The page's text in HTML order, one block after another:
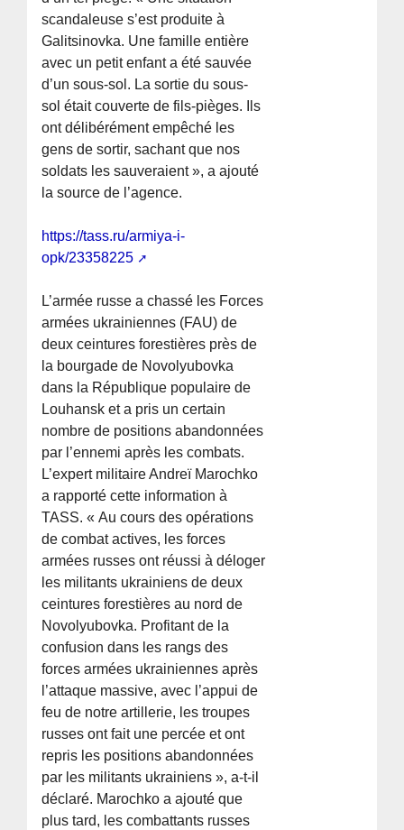
scandaleuse s’est produite à
Galitsinovka. Une famille entière
avec un petit enfant a été sauvée
d’un sous-sol. La sortie du sous-
sol était couverte de fils-pièges. Ils
ont délibérément empêché les
gens de sortir, sachant que nos
soldats les sauveraient », a ajouté
la source de l’agence.
https://tass.ru/armiya-i-
opk/23358225
L’armée russe a chassé les Forces
armées ukrainiennes (FAU) de
deux ceintures forestières près de
la bourgade de Novolyubovka
dans la République populaire de
Louhansk et a pris un certain
nombre de positions abandonnées
par l’ennemi après les combats.
L’expert militaire Andreï Marochko
a rapporté cette information à
TASS. « Au cours des opérations
de combat actives, les forces
armées russes ont réussi à déloger
les militants ukrainiens de deux
ceintures forestières au nord de
Novolyubovka. Profitant de la
confusion dans les rangs des
forces armées ukrainiennes après
l’attaque massive, avec l’appui de
feu de notre artillerie, les troupes
russes ont fait une percée et ont
repris les positions abandonnées
par les militants ukrainiens », a-t-il
déclaré. Marochko a ajouté que
plus tard, les combattants russes